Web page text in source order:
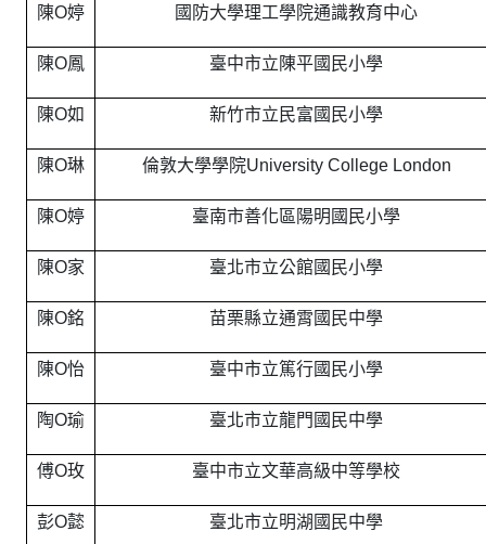
陳O婷 國防大學理工學院通識教育中心
陳O鳳 臺中市立陳平國民小學
陳O如 新竹市立民富國民小學
陳O琳 倫敦大學學院University College London
陳O婷 臺南市善化區陽明國民小學
陳O家 臺北市立公館國民小學
陳O銘 苗栗縣立通霄國民中學
陳O怡 臺中市立篤行國民小學
陶O瑜 臺北市立龍門國民中學
傅O玫 臺中市立文華高級中等學校
彭O懿 臺北市立明湖國民中學